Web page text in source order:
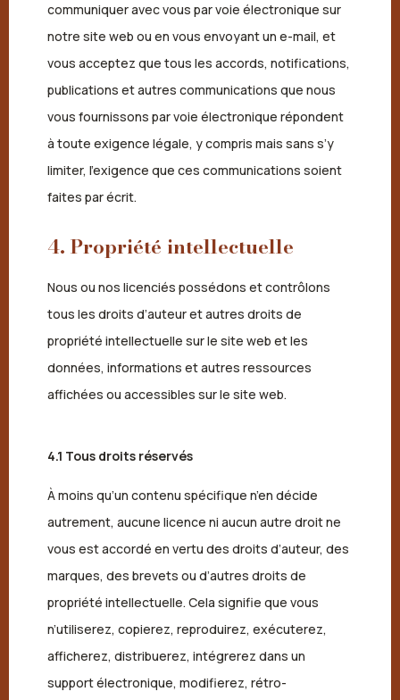
communiquer avec vous par voie électronique sur
notre site web ou en vous envoyant un e-mail, et
vous acceptez que tous les accords, notifications,
publications et autres communications que nous
vous fournissons par voie électronique répondent
à toute exigence légale, y compris mais sans s’y
limiter, l’exigence que ces communications soient
faites par écrit.
4. Propriété intellectuelle
Nous ou nos licenciés possédons et contrôlons
tous les droits d’auteur et autres droits de
propriété intellectuelle sur le site web et les
données, informations et autres ressources
affichées ou accessibles sur le site web.
4.1 Tous droits réservés
À moins qu’un contenu spécifique n’en décide
autrement, aucune licence ni aucun autre droit ne
vous est accordé en vertu des droits d’auteur, des
marques, des brevets ou d’autres droits de
propriété intellectuelle. Cela signifie que vous
n’utiliserez, copierez, reproduirez, exécuterez,
afficherez, distribuerez, intégrerez dans un
support électronique, modifierez, rétro-